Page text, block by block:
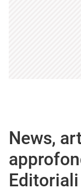
News,
Editoriali